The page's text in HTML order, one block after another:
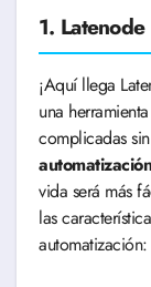
1. Latenode
¡Aquí llega
una
complicadas
vida será más
las
automatización: